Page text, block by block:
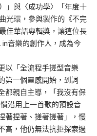
」與〈成功學〉「年度十
光環，參與製作的《不完
佳華語專輯獎，讓這位長
音樂的創作人，成為今
以「全流程手搓型音樂
第一個靈感開始，到詞
都親自主導，「我沒有保
沿用上一首歌的預設音
著捏著、搓著搓著」，慢
高，他仍無法抗拒探索過